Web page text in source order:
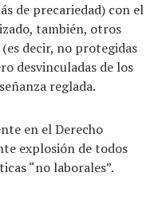
de precariedad) con el
también, otros
decir, no protegidas
desvinculadas de los
reglada.
en el Derecho
explosión de todos
“no laborales”.